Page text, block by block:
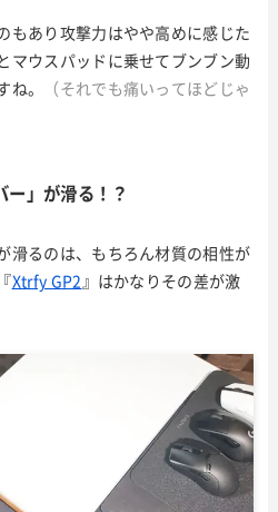
もあり攻撃力はやや高めに感じた
マウスパッドに乗せてブンブン動
。
（それでも痛いってほどじゃ
」が滑る！？
滑るのは、もちろん材質の相性が
Xtrfy GP2 』はかなりその差が激